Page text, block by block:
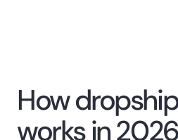
How
works in